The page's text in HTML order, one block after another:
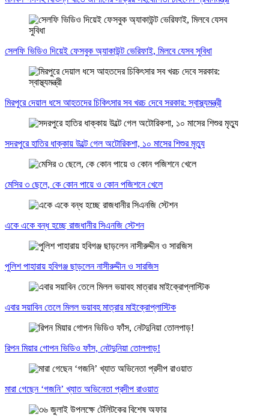
সেলফি ভিডিও দিয়েই ফেসবুক অ্যাকাউন্ট ভেরিফাই, মিলবে যেসব সুবিধা
মিরপুরে দেয়াল ধসে আহতদের চিকিৎসার সব খরচ দেবে সরকার: স্বাস্থ্যমন্ত্রী
সদরপুরে হাতির ধাক্কায় উল্টে গেল অটোরিকশা, ১০ মাসের শিশুর মৃত্যু
মেসির ৩ ছেলে, কে কোন পায়ে ও কোন পজিশনে খেলে
একে একে বন্ধ হচ্ছে রাজধানীর সিএনজি স্টেশন
পুলিশ পাহারায় হবিগঞ্জ ছাড়লেন নাসীরুদ্দীন ও সারজিস
এবার সয়াবিন তেলে মিলল ভয়াবহ মাত্রার মাইক্রোপ্লাস্টিক
রিপন মিয়ার গোপন ভিডিও ফাঁস, নেটদুনিয়া তোলপাড়!
মারা গেছেন ‘গজনি’ খ্যাত অভিনেতা প্রদীপ রাওয়াত